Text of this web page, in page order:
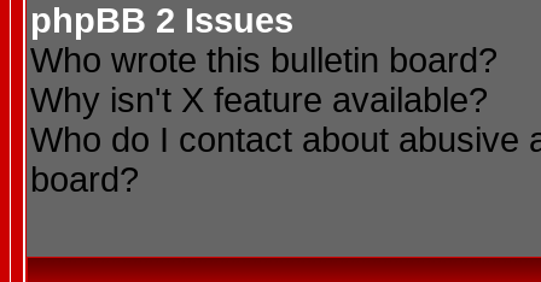
phpBB 2 Issues
Who wrote this bulletin board?
Why isn't X feature available?
Who do I contact about abusive
board?